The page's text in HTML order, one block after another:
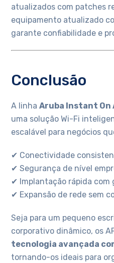
atualizados com patches
equipamento atualizado
garante confiabilidade e
Conclusão
A linhaAruba Instant On
uma solução Wi-Fi
escalável para negócios
✔ Conectividade
✔ Segurança de nível
✔ Implantação rápida com
✔ Expansão de rede sem
Seja para um pequeno
corporativo dinâmico, os
tecnologia avançada
tornando-os ideais para